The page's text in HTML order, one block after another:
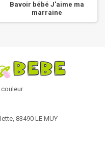
Bavoir bébé J'aime ma
marraine
couleur
83490 LE MUY